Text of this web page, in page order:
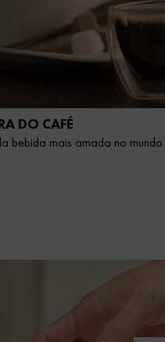
DO CAFÉ
bebida mais amada no mundo.